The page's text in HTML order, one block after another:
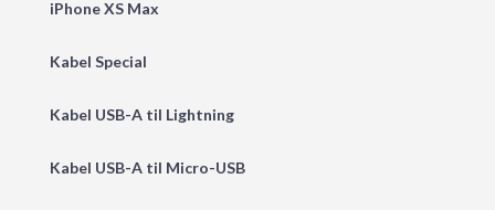
iPhone XS Max
Kabel Special
Kabel USB-A til Lightning
Kabel USB-A til Micro-USB